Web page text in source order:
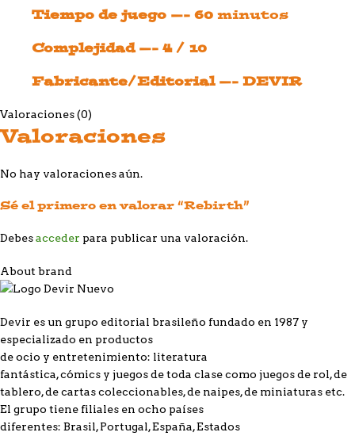
Tiempo de juego —- 60 minutos
Complejidad —- 4 / 10
Fabricante/Editorial —- DEVIR
Valoraciones (0)
Valoraciones
No hay valoraciones aún.
Sé el primero en valorar “Rebirth”
Debesacceder para publicar una valoración.
About brand
Devir es un grupo editorial brasileño fundado en 1987 y
especializado en productos
de ocio y entretenimiento: literatura
fantástica, cómics y juegos de toda clase como juegos de rol, de
tablero, de cartas coleccionables, de naipes, de miniaturas etc.
El grupo tiene filiales en ocho países
diferentes: Brasil, Portugal, España, Estados